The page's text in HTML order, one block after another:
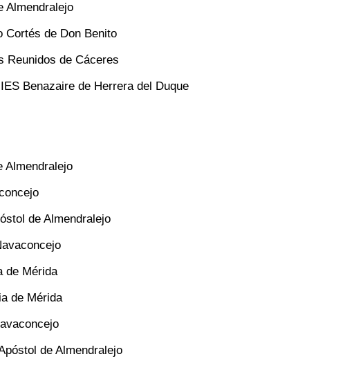
Almendralejo
Cortés de Don Benito
Reunidos de Cáceres
Benazaire de Herrera del Duque
Almendralejo
de Almendralejo
de Mérida
de Mérida
de Almendralejo